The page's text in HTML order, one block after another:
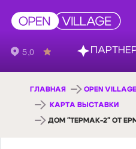
ГЛАВНАЯ OPEN
КАРТА ВЫСТАВКИ
ДОМ "ТЕРМАК-2" ОТ